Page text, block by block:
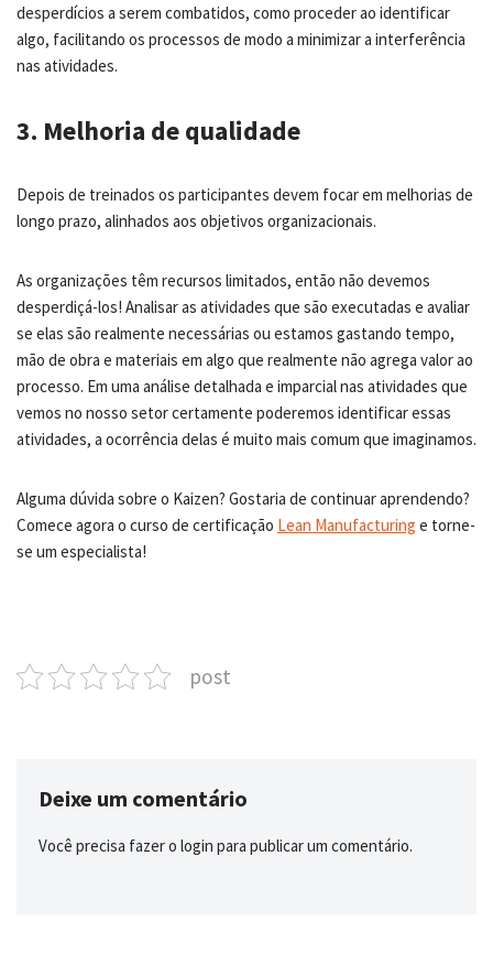
desperdícios a serem combatidos, como proceder ao identificar
algo, facilitando os processos de modo a minimizar a interferência
nas atividades.
3. Melhoria de qualidade
Depois de treinados os participantes devem focar em melhorias de
longo prazo, alinhados aos objetivos organizacionais.
As organizações têm recursos limitados, então não devemos
desperdiçá-los! Analisar as atividades que são executadas e avaliar
se elas são realmente necessárias ou estamos gastando tempo,
mão de obra e materiais em algo que realmente não agrega valor ao
processo. Em uma análise detalhada e imparcial nas atividades que
vemos no nosso setor certamente poderemos identificar essas
atividades, a ocorrência delas é muito mais comum que imaginamos.
Alguma dúvida sobre o Kaizen? Gostaria de continuar aprendendo?
Comece agora o curso de certificação Lean Manufacturing e torne-
se um especialista!
post
Deixe um comentário
Você precisa fazer o login para publicar um comentário.